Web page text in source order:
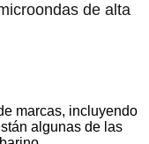
de alta
marcas, incluyendo
algunas de las